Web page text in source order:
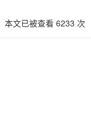
本文已被查看 6233 次